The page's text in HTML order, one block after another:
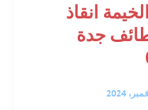
انقاذ
جدة